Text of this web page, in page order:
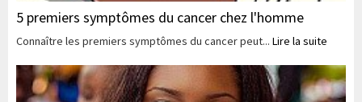
5 premiers symptômes du cancer chez l'homme
Connaître les premiers symptômes du cancer peut... Lire la suite